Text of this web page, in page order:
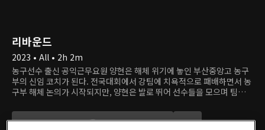
리바운드
2023 • All • 2h 2m
농구선수 출신 공익근무요원 양현은 해체 위기에 놓인 부산중앙고 농구
부의 신임 코치가 된다. 전국대회에서 강팀에 치욕적으로 패배하면서 농
구부 해체 논의가 시작되지만, 양현은 발로 뛰어 선수들을 모으며 팀의
득한 아이, 슬럼프와 부상으로 꿈을 포기할 위기에 처한 아이들까지 여러
소년이 모인다. 그리고 이들은 2012년 전국 고교농구대회에서 기적 같